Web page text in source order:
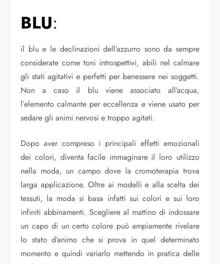
BLU:
il blu e le declinazioni dell’azzurro sono da sempre
considerate come toni introspettivi, abili nel calmare
gli stati agitativi e perfetti per benessere nei soggetti.
Non a caso il blu viene associato all’acqua,
l’elemento calmante per eccellenza e viene usato per
sedare gli animi nervosi e troppo agitati.
Dopo aver compreso i principali effetti emozionali
dei colori, diventa facile immaginare il loro utilizzo
nella moda, un campo dove la cromoterapia trova
larga applicazione. Oltre ai modelli e alla scelta dei
tessuti, la moda si basa infatti sui colori e sui loro
infiniti abbinamenti. Scegliere al mattino di indossare
un capo di un certo colore può ampiamente rivelare
lo stato d’animo che si prova in quel determinato
momento e quindi variarlo mettendo in pratica delle